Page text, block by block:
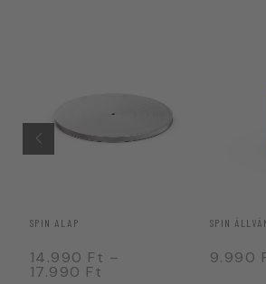
SPIN ALAP
14.990 Ft –
17.990 Ft
SPIN
9.990